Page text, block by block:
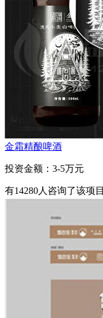
金霜精酿啤酒
投资金额： 3-5万元
有14280人咨询了该项目